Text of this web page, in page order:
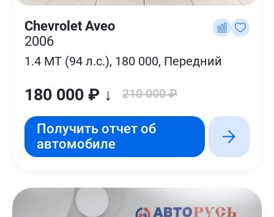
Chevrolet Aveo
2006
1.4 MT (94 л.с.), 180 000, Передний
180 000 ₽ ↓ 210 000 ₽
Получить отчет об
автомобиле